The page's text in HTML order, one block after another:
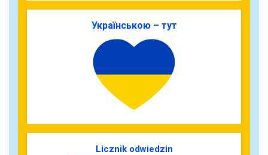
Українською – тут
Licznik odwiedzin